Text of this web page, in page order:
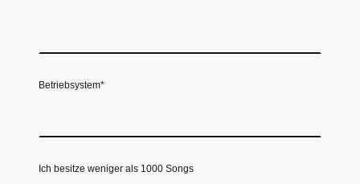
Betriebsystem*
Ich besitze weniger als 1000 Songs